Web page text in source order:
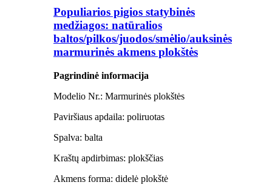
Populiarios pigios statybinės
medžiagos: natūralios
baltos/pilkos/juodos/smėlio/auksinės
marmurinės akmens plokštės
Pagrindinė informacija
Modelio Nr.: Marmurinės plokštės
Paviršiaus apdaila: poliruotas
Spalva: balta
Kraštų apdirbimas: plokščias
Akmens forma: didelė plokštė